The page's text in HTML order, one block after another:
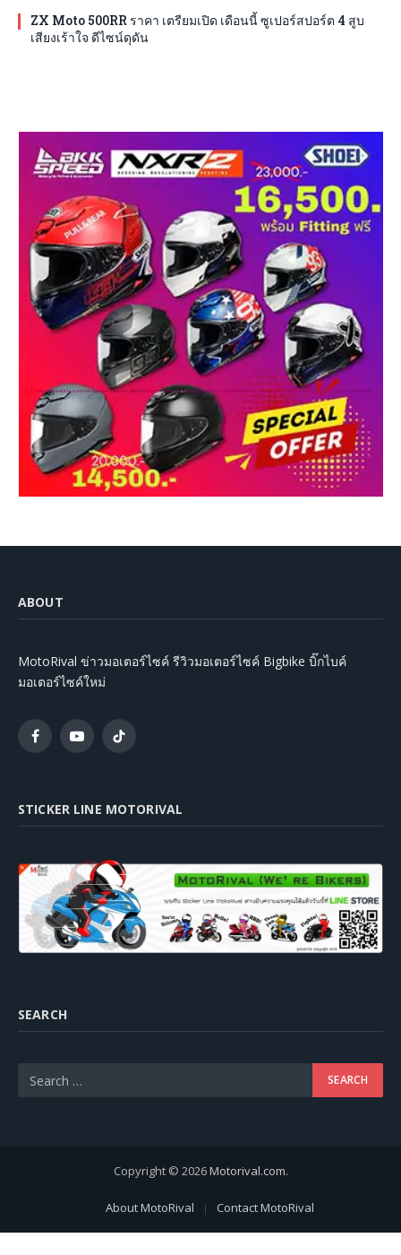
ZX Moto 500RR ราคา เตรียมเปิด เดือนนี้ ซูเปอร์สปอร์ต 4 สูบ
เสียงเร้าใจ ดีไซน์ดุดัน
ABOUT
MotoRival ข่าวมอเตอร์ไซค์ รีวิวมอเตอร์ไซค์ Bigbike บิ๊กไบค์
มอเตอร์ไซค์ใหม่
FacebookYouTubeTikTok
STICKER LINE MOTORIVAL
SEARCH
Copyright © 2026Motorival.com.
About MotoRival Contact MotoRival